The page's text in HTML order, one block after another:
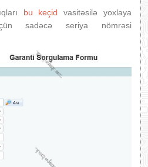
bu keçid vasitəsilə yoxlaya
sadəcə seriya nömrəsi